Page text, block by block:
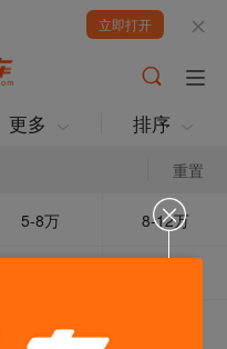
立即打开
更多 排序
重置
5-8万 8-12万
捡便宜